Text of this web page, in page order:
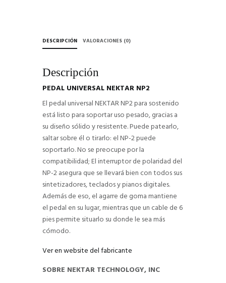
DESCRIPCIÓN VALORACIONES (0)
Descripción
PEDAL UNIVERSAL NEKTAR NP2
El pedal universal NEKTAR NP2 para sostenido
está listo para soportar uso pesado, gracias a
su diseño sólido y resistente. Puede patearlo,
saltar sobre él o tirarlo: el NP-2 puede
soportarlo. No se preocupe por la
compatibilidad; El interruptor de polaridad del
NP-2 asegura que se llevará bien con todos sus
sintetizadores, teclados y pianos digitales.
Además de eso, el agarre de goma mantiene
el pedal en su lugar, mientras que un cable de 6
pies permite situarlo su donde le sea más
cómodo.
Ver en website del fabricante
SOBRE NEKTAR TECHNOLOGY, INC